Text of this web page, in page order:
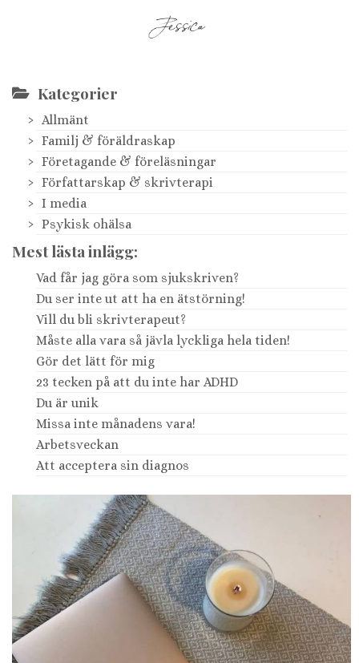
Kategorier
Allmänt
Familj & föräldraskap
Företagande & föreläsningar
Författarskap & skrivterapi
I media
Psykisk ohälsa
Mest lästa inlägg:
Vad får jag göra som sjukskriven?
Du ser inte ut att ha en ätstörning!
Vill du bli skrivterapeut?
Måste alla vara så jävla lyckliga hela tiden!
Gör det lätt för mig
23 tecken på att du inte har ADHD
Du är unik
Missa inte månadens vara!
Arbetsveckan
Att acceptera sin diagnos